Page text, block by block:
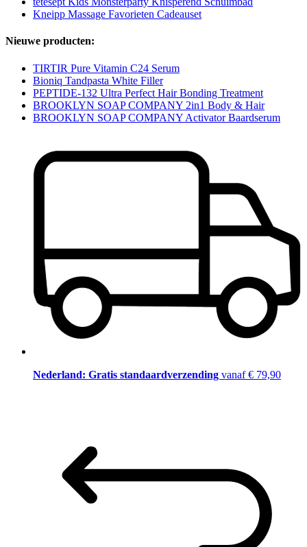
Kneipp Massage Favorieten Cadeauset
Nieuwe producten:
TIRTIR Pure Vitamin C24 Serum
Bioniq Tandpasta White Filler
PEPTIDE-132 Ultra Perfect Hair Bonding Treatment
BROOKLYN SOAP COMPANY 2in1 Body & Hair
BROOKLYN SOAP COMPANY Activator Baardserum
Nederland: Gratis standaardverzending vanaf € 79,90